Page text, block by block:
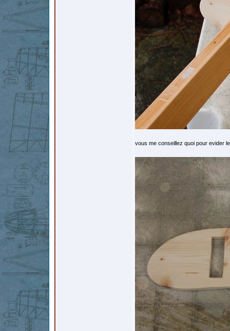
vous me conseillez quoi pour evider